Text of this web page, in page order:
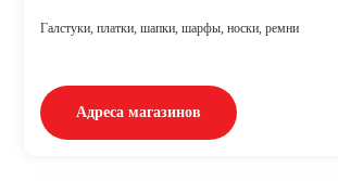
Галстуки, платки, шапки, шарфы, носки, ремни
Адреса магазинов